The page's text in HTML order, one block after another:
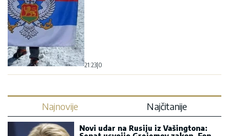
21:23|0
Najnovije Najčitanije
Novi udar na Rusiju iz Vašingtona: